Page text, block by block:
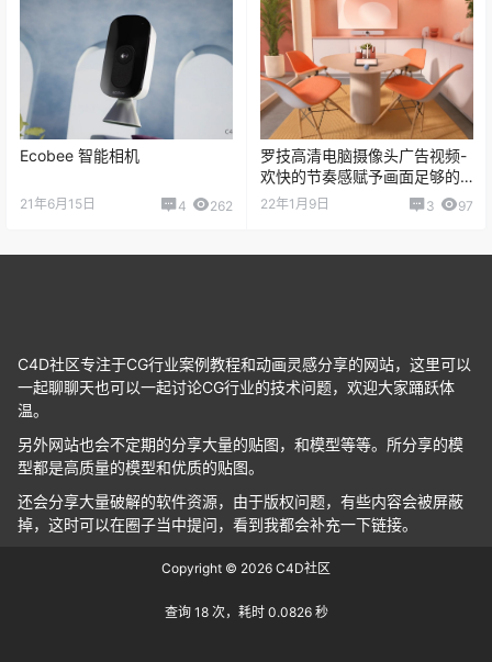
Ecobee 智能相机
21年6月15日 4 262
罗技高清电脑摄像头广告视频-
欢快的节奏感赋予画面足够的
激情
22年1月9日 3 97
C4D社区专注于CG行业案例教程和动画灵感分享的网站，这里可以
一起聊聊天也可以一起讨论CG行业的技术问题，欢迎大家踊跃体
温。
另外网站也会不定期的分享大量的贴图，和模型等等。所分享的模
型都是高质量的模型和优质的贴图。
还会分享大量破解的软件资源，由于版权问题，有些内容会被屏蔽
掉，这时可以在圈子当中提问，看到我都会补充一下链接。
Copyright © 2026 C4D社区
查询 18 次，耗时 0.0826 秒